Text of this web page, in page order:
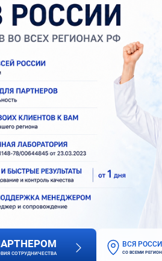
СОТРУДНИЧЕСТВА
ВСЯ
СО ВСЕМИ